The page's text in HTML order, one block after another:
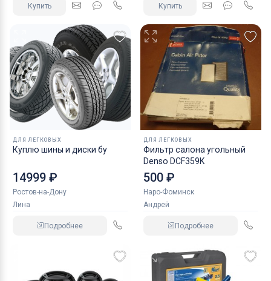
Купить Купить
ДЛЯ ЛЕГКОВЫХ
Куплю шины и диски бу
14999 ₽
Ростов-на-Дону
Лина
Подробнее
ДЛЯ ЛЕГКОВЫХ
Фильтр салона угольный
Denso DCF359K
500 ₽
Наро-Фоминск
Андрей
Подробнее